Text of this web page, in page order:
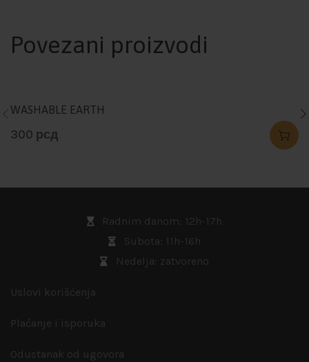
Povezani proizvodi
WASHABLE EARTH
300 рсд
Radnim danom: 12h-17h
Subota: 11h-16h
Nedelja: zatvoreno
Uslovi korišćenja
Plaćanje i isporuka
Odustanak od ugovora